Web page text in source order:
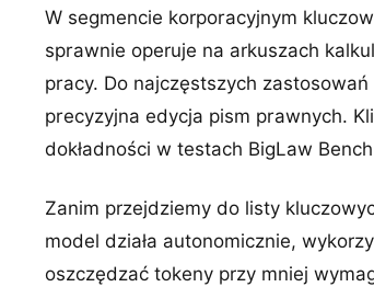
W segmencie korporacyjnym
sprawnie operuje na arkuszach
pracy. Do najczęstszych
precyzyjna edycja pism prawnych.
dokładności w testach BigLaw
Zanim przejdziemy do listy
model działa autonomicznie,
oszczędzać tokeny przy mniej